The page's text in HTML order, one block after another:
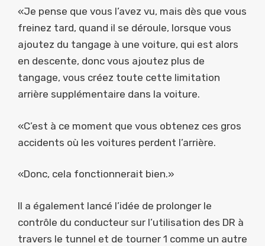
«Je pense que vous l’avez vu, mais dès que vous
freinez tard, quand il se déroule, lorsque vous
ajoutez du tangage à une voiture, qui est alors
en descente, donc vous ajoutez plus de
tangage, vous créez toute cette limitation
arrière supplémentaire dans la voiture.
«C’est à ce moment que vous obtenez ces gros
accidents où les voitures perdent l’arrière.
«Donc, cela fonctionnerait bien.»
Il a également lancé l’idée de prolonger le
contrôle du conducteur sur l’utilisation des DR à
travers le tunnel et de tourner 1 comme un autre